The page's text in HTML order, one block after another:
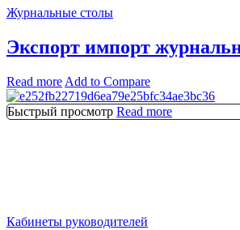
Журнальные столы
Экспорт импорт
Read more Add to Compare
Быстрый просмотр Read more
Кабинеты руководителей